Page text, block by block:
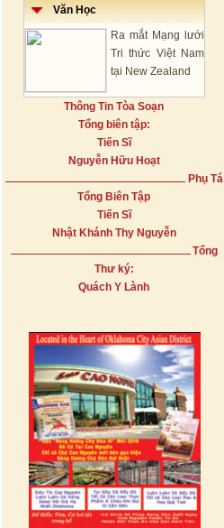
Văn Học
Ra mắt Mạng lưới
Tri thức Việt Nam
tại New Zealand
Thông Tin Tòa Soạn
Tổng biên tập:
Tiến Sĩ
Nguyễn Hữu Hoạt
Phụ Tá
Tổng Biên Tập
Tiến Sĩ
Nhật Khánh Thy Nguyễn
Tổng
Thư ký:
Quách Y Lành